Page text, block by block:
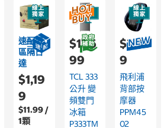
速配限
區隔日
達
$1,19
9
$11.99 /
1顆
$17,6
99
TCL 333
公升 變
頻雙門
冰箱
P333TM
$3,89
9
飛利浦
背部按
摩器
PPM45
02